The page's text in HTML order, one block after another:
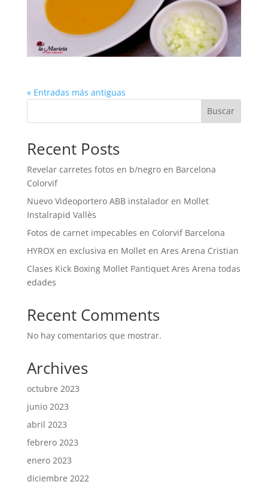
« Entradas más antiguas
Buscar
Recent Posts
Revelar carretes fotos en b/negro en Barcelona
Colorvif
Nuevo Videoportero ABB instalador en Mollet
Instalrapid Vallès
Fotos de carnet impecables en Colorvif Barcelona
HYROX en exclusiva en Mollet en Ares Arena Cristian
Clases Kick Boxing Mollet Pantiquet Ares Arena todas
edades
Recent Comments
No hay comentarios que mostrar.
Archives
octubre 2023
junio 2023
abril 2023
febrero 2023
enero 2023
diciembre 2022